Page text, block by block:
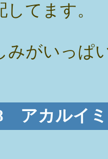
てます。
みがいっぱ
アカルイ